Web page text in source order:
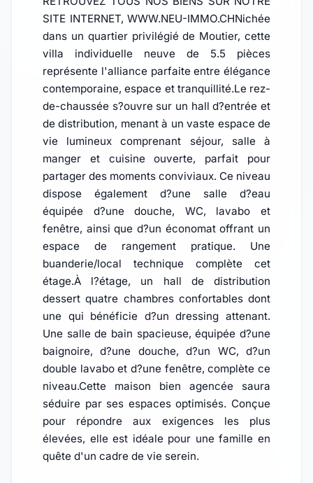
SITE INTERNET, WWW.NEU-IMMO.CHNichée
dans un quartier privilégié de Moutier, cette
villa individuelle neuve de 5.5 pièces
représente l'alliance parfaite entre élégance
contemporaine, espace et tranquillité.Le rez-
de-chaussée s?ouvre sur un hall d?entrée et
de distribution, menant à un vaste espace de
vie lumineux comprenant séjour, salle à
manger et cuisine ouverte, parfait pour
partager des moments conviviaux. Ce niveau
dispose également d?une salle d?eau
équipée d?une douche, WC, lavabo et
fenêtre, ainsi que d?un économat offrant un
espace de rangement pratique. Une
buanderie/local technique complète cet
étage.À l?étage, un hall de distribution
dessert quatre chambres confortables dont
une qui bénéficie d?un dressing attenant.
Une salle de bain spacieuse, équipée d?une
baignoire, d?une douche, d?un WC, d?un
double lavabo et d?une fenêtre, complète ce
niveau.Cette maison bien agencée saura
séduire par ses espaces optimisés. Conçue
pour répondre aux exigences les plus
élevées, elle est idéale pour une famille en
quête d'un cadre de vie serein.